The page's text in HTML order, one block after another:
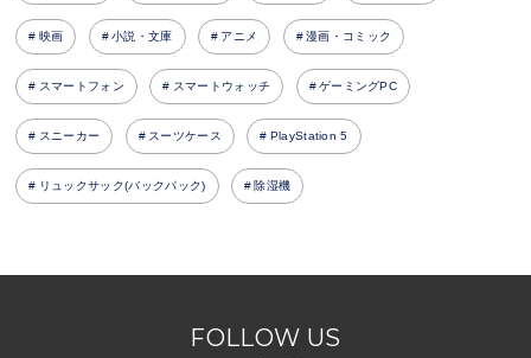
映画 小説・文庫 アニメ 漫画・コミック
スマートフォン スマートウォッチ ゲーミングPC
スニーカー スーツケース PlayStation 5
リュックサック(バックパック) 除湿機
FOLLOW US